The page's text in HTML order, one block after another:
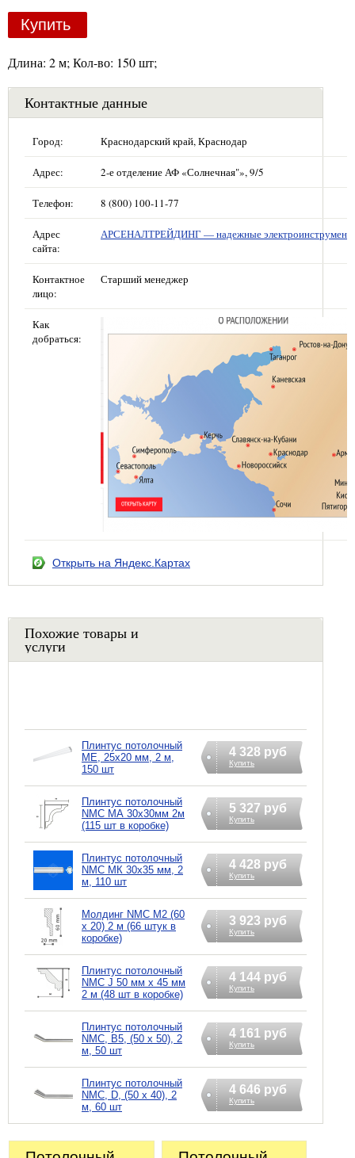
Купить
Длина: 2 м; Кол-во: 150 шт;
Контактные данные
Город: Краснодарский край, Краснодар
Адрес: 2-е отделение АФ «Солнечная"», 9/5
Телефон: 8 (800) 100-11-77
Адрес
сайта:
АРСЕНАЛТРЕЙДИНГ — надежные
Контактное
лицо:
Старший менеджер
Как
добраться:
Открыть на Яндекс.Картах
Похожие товары и
услуги
Плинтус потолочный
ME, 25х20 мм, 2 м,
150 шт
4 328 руб
Купить
Плинтус потолочный
NMC МА 30х30мм 2м
(115 шт в коробке)
5 327 руб
Купить
Плинтус потолочный
NMC МК 30х35 мм, 2
м, 110 шт
4 428 руб
Купить
Молдинг NMC М2 (60
х 20) 2 м (66 штук в
коробке)
3 923 руб
Купить
Плинтус потолочный
NMC J 50 мм х 45 мм
2 м (48 шт в коробке)
4 144 руб
Купить
Плинтус потолочный
NMC, B5, (50 х 50), 2
м, 50 шт
4 161 руб
Купить
Плинтус потолочный
NMC, D, (50 х 40), 2
м, 60 шт
4 646 руб
Купить